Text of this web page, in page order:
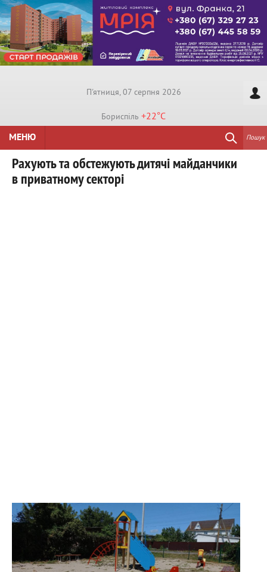
П'ятниця, 07 серпня 2026
Бориспiль +22°C
МЕНЮ
Пошук
Рахують та обстежують дитячі майданчики
в приватному секторі